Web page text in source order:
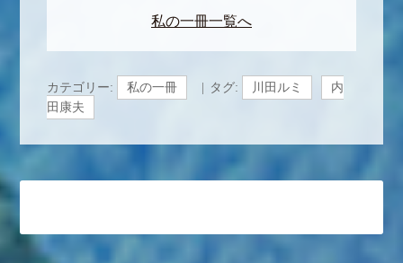
私の一冊一覧へ
カテゴリー: 私の一冊 タグ: 川田ルミ
内
田康夫